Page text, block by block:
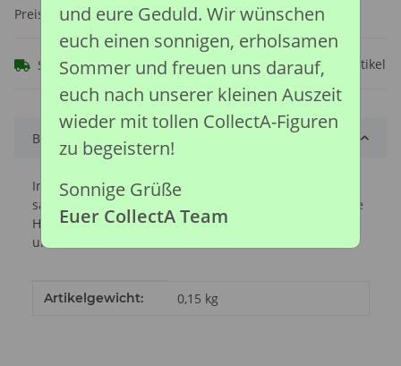
Preise nach Anmeldung sichtbar
Sofort verfügbar Frage zum Artikel
Beschreibung
Im Gegensatz zu anderen Walen häuten sich Belugas
saisonal. Im Winter verdickt sich die Epidermis und die
Haut kann gelblich werden, vor allem auf dem Rücken
und den Flossen.
Produkteigenschaft
Wert
Artikelgewicht: 0,15 kg
und eure Geduld. Wir wünschen
euch einen sonnigen, erholsamen
Sommer und freuen uns darauf,
euch nach unserer kleinen Auszeit
wieder mit tollen CollectA-Figuren
zu begeistern!
Sonnige Grüße
Euer CollectA Team